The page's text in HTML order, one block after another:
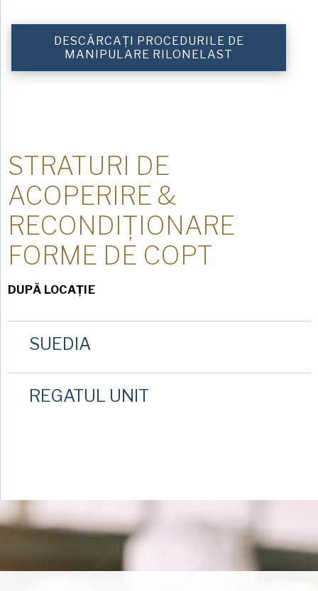
DESCĂRCAȚI PROCEDURILE DE
MANIPULARE RILONELAST
STRATURI DE
ACOPERIRE &
RECONDIȚIONARE
FORME DE COPT
DUPĂ LOCAȚIE
SUEDIA
REGATUL UNIT